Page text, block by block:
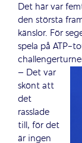
Det här var
den största
känslor. För
spela på ATP-
– Det var
skönt att
det
rasslade
till, för det
är ingen